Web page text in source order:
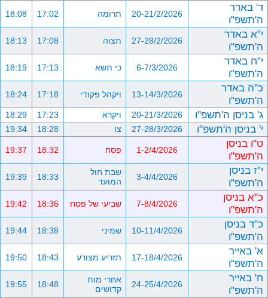
ד' באדר
ה'תשפ"ו
20-21/2/2026 תרומה 17:02
18:08
י"א באדר
ה'תשפ"ו
27-28/2/2026 תצוה 17:08
18:13
י"ח באדר
ה'תשפ"ו
6-7/3/2026 כי תשא 17:13
18:19
כ"ה באדר
ה'תשפ"ו
13-14/3/2026 ויקהל פקודי 17:18
18:24
ג' בניסן ה'תשפ"ו 20-21/3/2026 ויקרא 17:23
18:29
י' בניסן ה'תשפ"ו 27-28/3/2026 צו 18:28
19:34
ט"ו בניסן
ה'תשפ"ו
1-2/4/2026 פסח 18:32
19:37
י"ז בניסן
ה'תשפ"ו
3-4/4/2026
שבת חול
המועד
18:33
19:39
כ"א בניסן
ה'תשפ"ו
7-8/4/2026 שביעי של פסח 18:36
19:42
כ"ד בניסן
ה'תשפ"ו
10-11/4/2026 שמיני 18:38
19:44
א' באייר
ה'תשפ"ו
17-18/4/2026 תזריע מצורע 18:43
19:50
ח' באייר
ה'תשפ"ו
24-25/4/2026
אחרי מות
קדושים
18:48
19:55